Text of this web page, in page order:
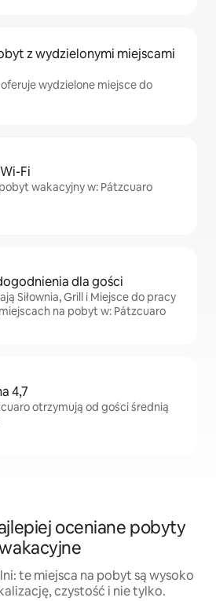
z wydzielonymi miejscami
wydzielone miejsce do
Fi
wakacyjny w: Pátzcuaro
dla gości
Siłownia, Grill i Miejsce do pracy
na pobyt w: Pátzcuaro
4,7
otrzymują od gości średnią
oceniane pobyty
te miejsca na pobyt są wysoko
czystość i nie tylko.